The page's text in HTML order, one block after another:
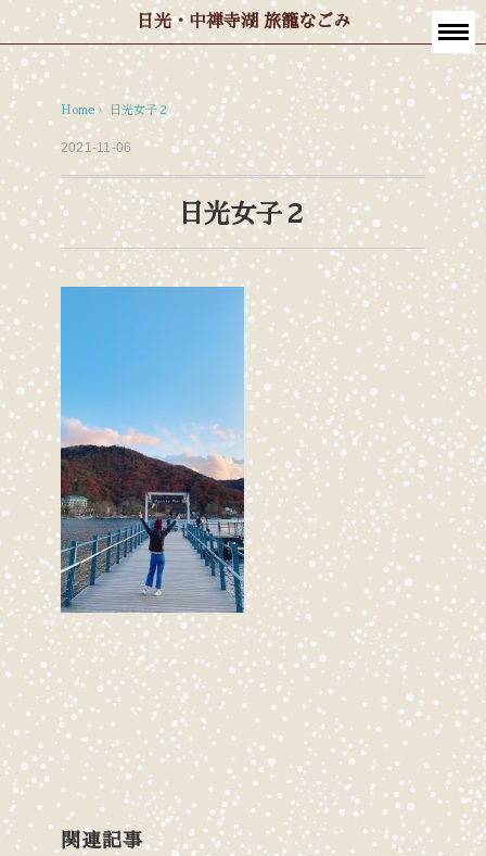
日光・中禅寺湖 旅籠なごみ
Home › 日光女子２
2021-11-06
日光女子２
関連記事